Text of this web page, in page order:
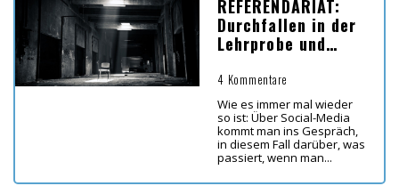
REFERENDARIAT:
Durchfallen in der
Lehrprobe und
4 Kommentare
Wie es immer mal wieder
so ist: Über Social-Media
kommt man ins Gespräch,
in diesem Fall darüber, was
passiert, wenn man...